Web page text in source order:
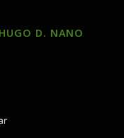
D. NANO